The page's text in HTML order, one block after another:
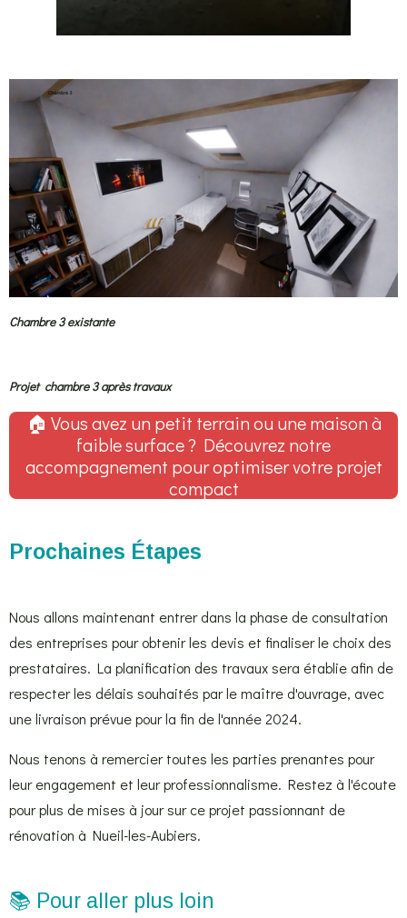
Chambre 3 existante
Projet chambre 3 après travaux
🏠 Vous avez un petit terrain ou une maison à
faible surface ? Découvrez notre
accompagnement pour optimiser votre projet
compact
Prochaines Étapes
Nous allons maintenant entrer dans la phase de consultation
des entreprises pour obtenir les devis et finaliser le choix des
prestataires. La planification des travaux sera établie afin de
respecter les délais souhaités par le maître d'ouvrage, avec
une livraison prévue pour la fin de l'année 2024.
Nous tenons à remercier toutes les parties prenantes pour
leur engagement et leur professionnalisme. Restez à l'écoute
pour plus de mises à jour sur ce projet passionnant de
rénovation à Nueil-les-Aubiers.
📚 Pour aller plus loin